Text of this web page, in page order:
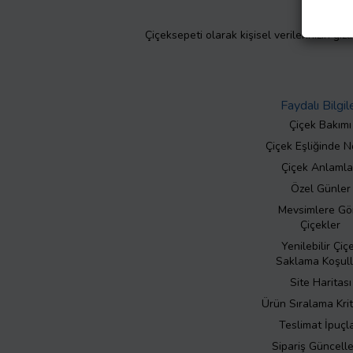
Çiçeksepeti olarak kişisel verilerinizin
Faydalı
Çiçek Bakımı
Çiçek Eşliğinde
Çiçek
Özel Günler
Mevsimlere
Çiçekler
Yenilebilir
Saklama
Site Haritası
Ürün Sıralama
Teslimat
Sipariş